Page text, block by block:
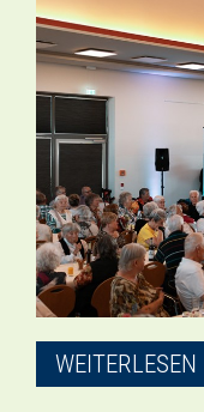
WEITERLESEN